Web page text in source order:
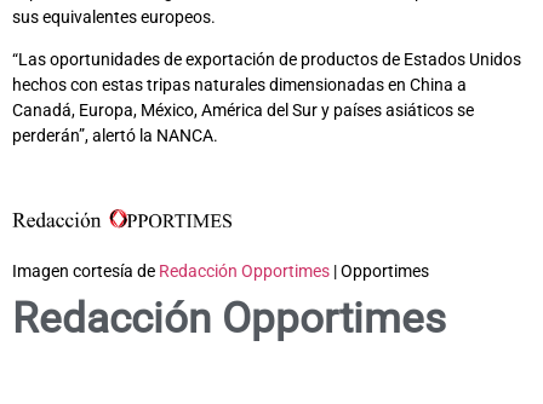
sus equivalentes europeos.
“Las oportunidades de exportación de productos de Estados Unidos
hechos con estas tripas naturales dimensionadas en China a
Canadá, Europa, México, América del Sur y países asiáticos se
perderán”, alertó la NANCA.
Imagen cortesía de Redacción Opportimes | Opportimes
Redacción Opportimes